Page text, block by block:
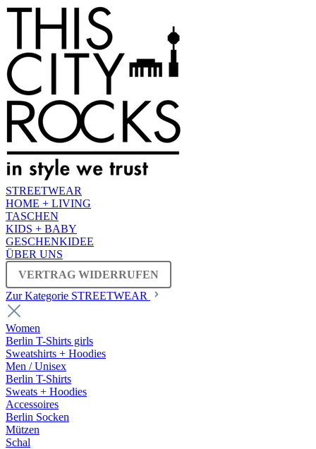
STREETWEAR
HOME + LIVING
TASCHEN
KIDS + BABY
GESCHENKIDEE
ÜBER UNS
VERTRAG WIDERRUFEN
Zur Kategorie STREETWEAR
Women
Berlin T-Shirts girls
Sweatshirts + Hoodies
Men / Unisex
Berlin T-Shirts
Sweats + Hoodies
Accessoires
Berlin Socken
Mützen
Schal